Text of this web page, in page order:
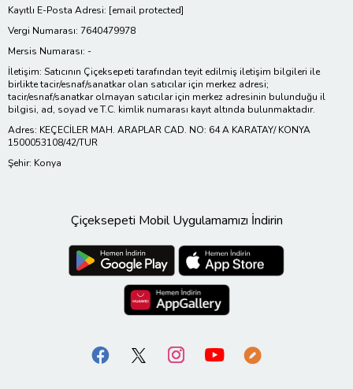
Kayıtlı E-Posta Adresi: [email protected]
Vergi Numarası: 7640479978
Mersis Numarası: -
İletişim: Satıcının Çiçeksepeti tarafından teyit edilmiş iletişim bilgileri ile
birlikte tacir/esnaf/sanatkar olan satıcılar için merkez adresi;
tacir/esnaf/sanatkar olmayan satıcılar için merkez adresinin bulunduğu il
bilgisi, ad, soyad ve T.C. kimlik numarası kayıt altında bulunmaktadır.
Adres: KEÇECİLER MAH. ARAPLAR CAD. NO: 64 A KARATAY/ KONYA
1500053108/42/TUR
Şehir: Konya
Çiçeksepeti Mobil Uygulamamızı İndirin